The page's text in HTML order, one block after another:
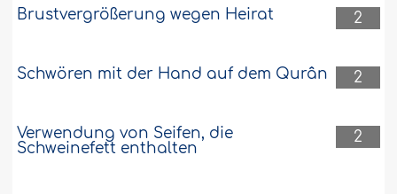
Wie lautet das Urteil über jemanden, der
mit Wasser zu streichen, wobei er nicht
seinen Gebeten, die er verrichtet hat,
ohne über seinen Kopf zu streichen? ..
2
Brustvergrößerung wegen Heirat
2
Schwören mit der Hand auf dem Qurân
2
Verwendung von Seifen, die
Schweinefett enthalten